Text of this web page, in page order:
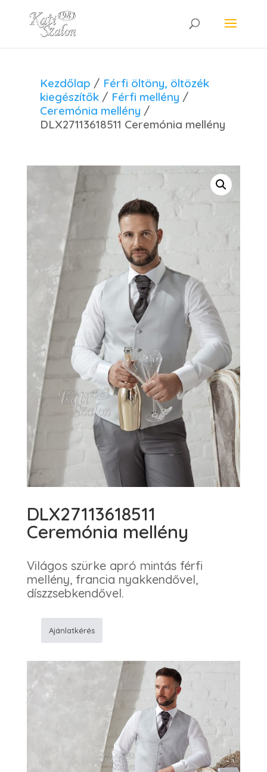
Kezdőlap / Férfi öltöny, öltözék
kiegészítők / Férfi mellény /
Ceremónia mellény /
DLX27113618511 Ceremónia mellény
DLX27113618511
Ceremónia mellény
Világos szürke apró mintás férfi
mellény, francia nyakkendővel,
díszzsebkendővel.
DLX27113618511
mellény
Ajánlatkérés